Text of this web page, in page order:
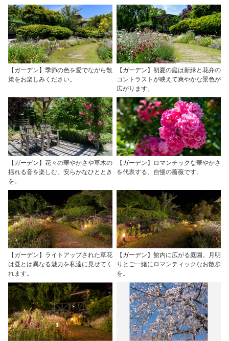
【ガーデン】季節の色を愛でながら散
策をお楽しみください。
【ガーデン】初夏の庭は新緑と花弁の
コントラストが映えて爽やかな景色が
広がります。
【ガーデン】花々の華やかさや草木の
揺れる音を楽しむ、安らかなひととき
を。
【ガーデン】ロマンチックな華やかさ
を代表する、自慢の薔薇です。
【ガーデン】ライトアップされた草花
は昼とは異なる魅力を私達に見せてく
れます。
【ガーデン】館内に広がる庭園。月明
りとご一緒にロマンティックなお散歩
を。